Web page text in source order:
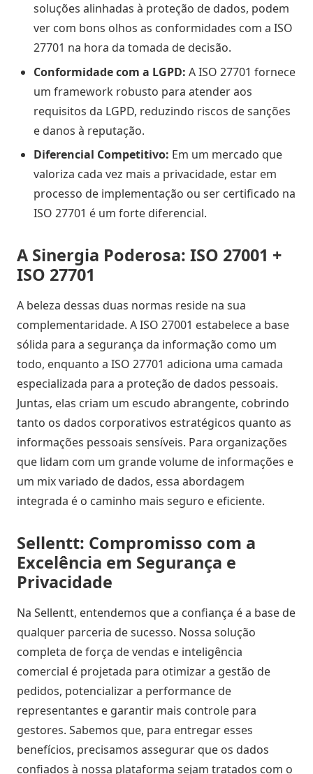
soluções alinhadas à proteção de dados, podem
ver com bons olhos as conformidades com a ISO
27701 na hora da tomada de decisão.
Conformidade com a LGPD: A ISO 27701 fornece
um framework robusto para atender aos
requisitos da LGPD, reduzindo riscos de sanções
e danos à reputação.
Diferencial Competitivo: Em um mercado que
valoriza cada vez mais a privacidade, estar em
processo de implementação ou ser certificado na
ISO 27701 é um forte diferencial.
A Sinergia Poderosa: ISO 27001 +
ISO 27701
A beleza dessas duas normas reside na sua
complementaridade. A ISO 27001 estabelece a base
sólida para a segurança da informação como um
todo, enquanto a ISO 27701 adiciona uma camada
especializada para a proteção de dados pessoais.
Juntas, elas criam um escudo abrangente, cobrindo
tanto os dados corporativos estratégicos quanto as
informações pessoais sensíveis. Para organizações
que lidam com um grande volume de informações e
um mix variado de dados, essa abordagem
integrada é o caminho mais seguro e eficiente.
Sellentt: Compromisso com a
Excelência em Segurança e
Privacidade
Na Sellentt, entendemos que a confiança é a base de
qualquer parceria de sucesso. Nossa solução
completa de força de vendas e inteligência
comercial é projetada para otimizar a gestão de
pedidos, potencializar a performance de
representantes e garantir mais controle para
gestores. Sabemos que, para entregar esses
benefícios, precisamos assegurar que os dados
confiados à nossa plataforma sejam tratados com o